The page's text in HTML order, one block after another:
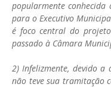
popularmente
para o Executivo
é foco central do
passado à Câmara
2) Infelizmente, devido a
não teve sua tramitação